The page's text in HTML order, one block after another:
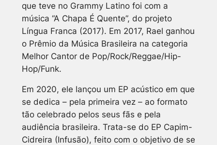
que teve no Grammy Latino foi com a
música “A Chapa É Quente”, do projeto
Língua Franca (2017). Em 2017, Rael ganhou
o Prêmio da Música Brasileira na categoria
Melhor Cantor de Pop/Rock/Reggae/Hip-
Hop/Funk.
Em 2020, ele lançou um EP acústico em que
se dedica – pela primeira vez – ao formato
tão celebrado pelos seus fãs e pela
audiência brasileira. Trata-se do EP Capim-
Cidreira (Infusão), feito com o objetivo de se